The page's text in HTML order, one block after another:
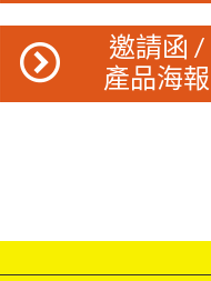
邀請函 /
產品海報